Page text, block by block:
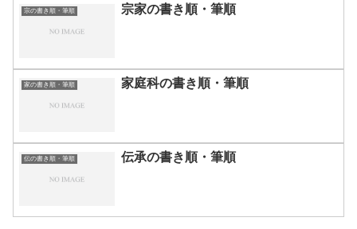
宗の書き順・筆順 宗家の書き順・筆順
家の書き順・筆順 家庭科の書き順・筆順
伝の書き順・筆順 伝承の書き順・筆順